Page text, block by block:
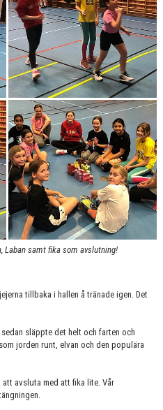
Laban samt fika som avslutning!
tillbaka i hallen å tränade igen. Det
släppte det helt och farten och
jorden runt, elvan och den populära
avsluta med att fika lite. Vår